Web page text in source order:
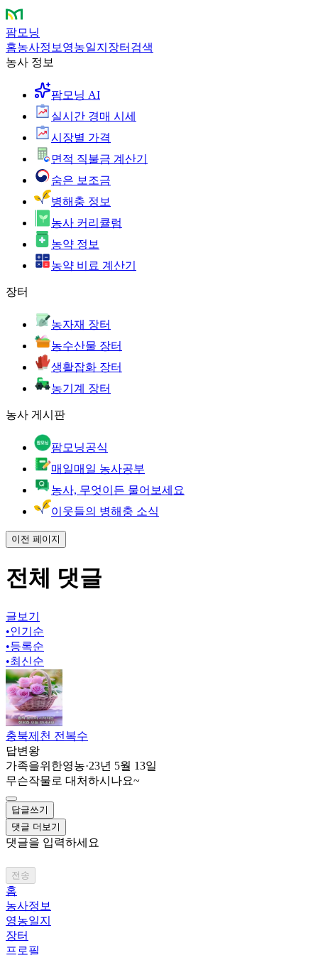
팜모닝
홈농사정보 영농일지 장터 검색
농사 정보
팜모닝 AI
실시간 경매 시세
시장별 가격
면적 직불금 계산기
숨은 보조금
병해충 정보
농사 커리큘럼
농약 정보
농약 비료 계산기
장터
농자재 장터
농수산물 장터
생활잡화 장터
농기계 장터
농사 게시판
팜모닝공식
매일매일 농사공부
농사, 무엇이든 물어보세요
이웃들의 병해충 소식
이전 페이지
전체 댓글
글보기
•인기순
•등록순
•최신순
충북제천 전복수
답변왕
가족을위한영농·23년 5월 13일
무슨작물로 대처하시나요~
답글쓰기
댓글 더보기
댓글을 입력하세요
전송
홈
농사정보
영농일지
장터
프로필